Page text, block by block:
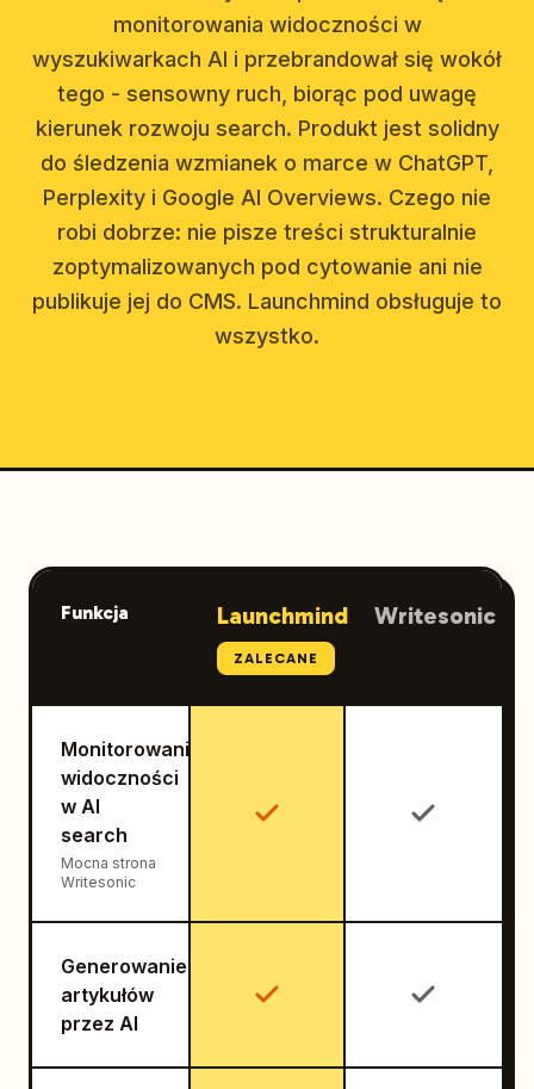
monitorowania widoczności w
wyszukiwarkach AI i przebrandował się wokół
tego - sensowny ruch, biorąc pod uwagę
kierunek rozwoju search. Produkt jest solidny
do śledzenia wzmianek o marce w ChatGPT,
Perplexity i Google AI Overviews. Czego nie
robi dobrze: nie pisze treści strukturalnie
zoptymalizowanych pod cytowanie ani nie
publikuje jej do CMS. Launchmind obsługuje to
wszystko.
Funkcja Launchmind
ZALECANE
Writesonic
Monitorowanie
widoczności
w AI
search
Mocna strona
Writesonic
Generowanie
artykułów
przez AI